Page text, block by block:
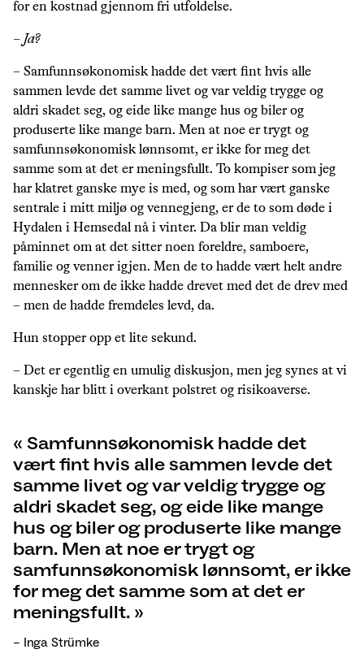
for en kostnad gjennom fri utfoldelse.
– Ja?
– Samfunnsøkonomisk hadde det vært fint hvis alle
sammen levde det samme livet og var veldig trygge og
aldri skadet seg, og eide like mange hus og biler og
produserte like mange barn. Men at noe er trygt og
samfunnsøkonomisk lønnsomt, er ikke for meg det
samme som at det er meningsfullt. To kompiser som jeg
har klatret ganske mye is med, og som har vært ganske
sentrale i mitt miljø og vennegjeng, er de to som døde i
Hydalen i Hemsedal nå i vinter. Da blir man veldig
påminnet om at det sitter noen foreldre, samboere,
familie og venner igjen. Men de to hadde vært helt andre
mennesker om de ikke hadde drevet med det de drev med
– men de hadde fremdeles levd, da.
Hun stopper opp et lite sekund.
– Det er egentlig en umulig diskusjon, men jeg synes at vi
kanskje har blitt i overkant polstret og risikoaverse.
Samfunnsøkonomisk hadde det
vært fint hvis alle sammen levde det
samme livet og var veldig trygge og
aldri skadet seg, og eide like mange
hus og biler og produserte like mange
barn. Men at noe er trygt og
samfunnsøkonomisk lønnsomt, er ikke
for meg det samme som at det er
meningsfullt.
– Inga Strümke